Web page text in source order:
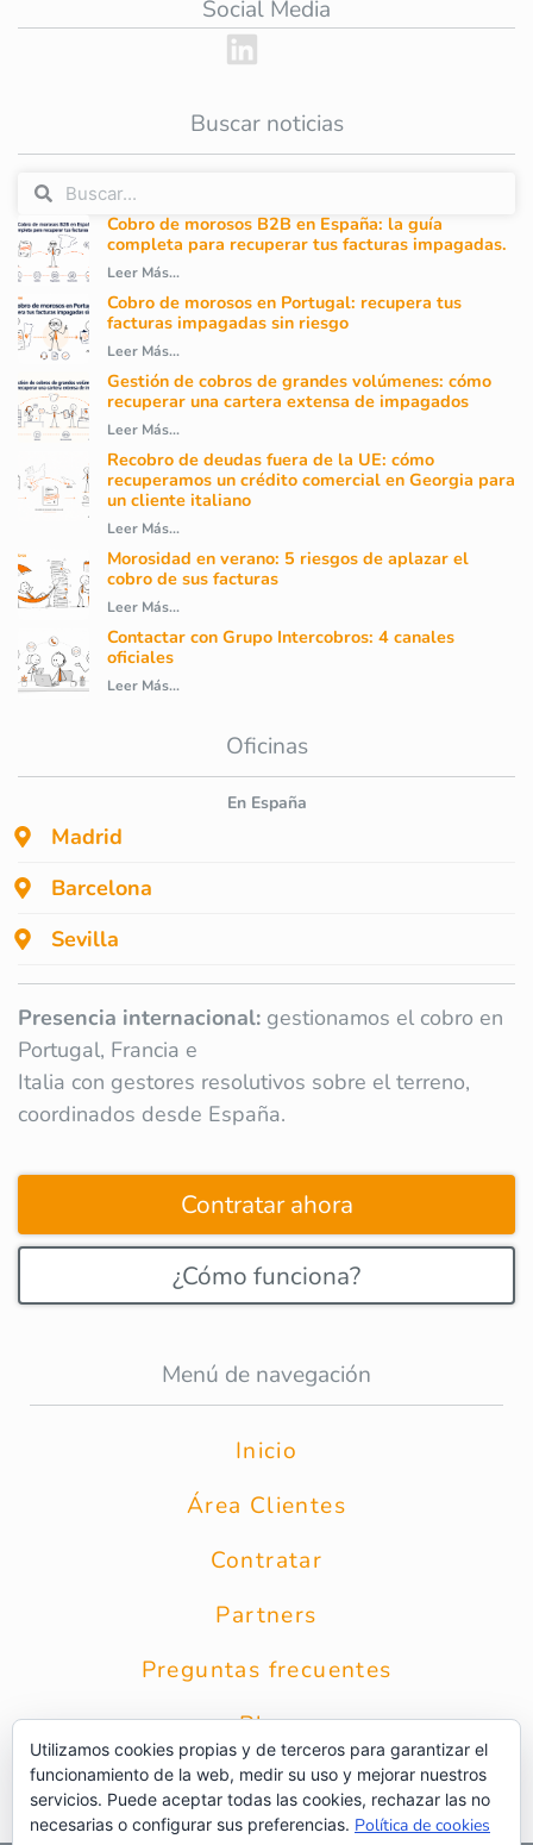
Social Media
Buscar noticias
Cobro de morosos B2B en España: la guía
completa para recuperar tus facturas impagadas.
Leer Más...
Cobro de morosos en Portugal: recupera tus
facturas impagadas sin riesgo
Leer Más...
Gestión de cobros de grandes volúmenes: cómo
recuperar una cartera extensa de impagados
Leer Más...
Recobro de deudas fuera de la UE: cómo
recuperamos un crédito comercial en Georgia para
un cliente italiano
Leer Más...
Morosidad en verano: 5 riesgos de aplazar el
cobro de sus facturas
Leer Más...
Contactar con Grupo Intercobros: 4 canales
oficiales
Leer Más...
Oficinas
En España
Madrid
Barcelona
Sevilla
Presencia internacional: gestionamos el cobro en
Portugal, Francia e
Italia con gestores resolutivos sobre el terreno,
coordinados desde España.
Contratar ahora
¿Cómo funciona?
Menú de navegación
Inicio
Área Clientes
Contratar
Partners
Preguntas frecuentes
Blog
Contacto
Utilizamos cookies propias y de terceros para garantizar el
funcionamiento de la web, medir su uso y mejorar nuestros
servicios. Puede aceptar todas las cookies, rechazar las no
necesarias o configurar sus preferencias. Política de cookies